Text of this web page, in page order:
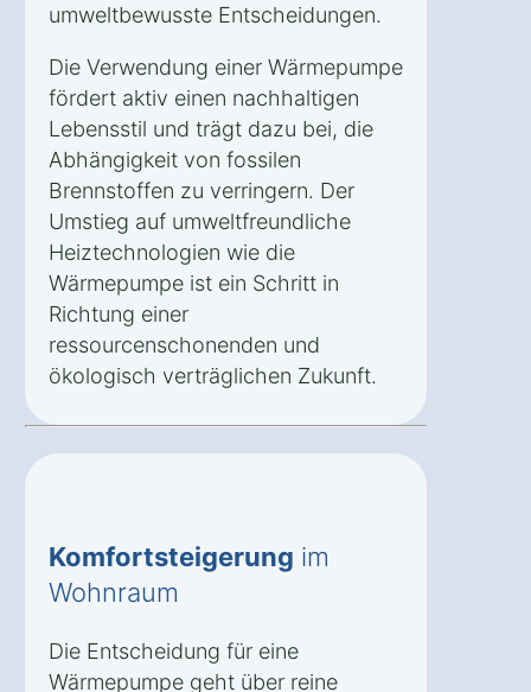
umweltbewusste Entscheidungen.
Die Verwendung einer Wärmepumpe
fördert aktiv einen nachhaltigen
Lebensstil und trägt dazu bei, die
Abhängigkeit von fossilen
Brennstoffen zu verringern. Der
Umstieg auf umweltfreundliche
Heiztechnologien wie die
Wärmepumpe ist ein Schritt in
Richtung einer
ressourcenschonenden und
ökologisch verträglichen Zukunft.
Komfortsteigerung im
Wohnraum
Die Entscheidung für eine
Wärmepumpe geht über reine